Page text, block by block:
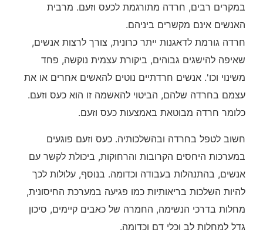
במקרים רבים, חרדה מתורגמת לכעס וזעם. מרבית
האנשים אינם מקשרים ביניהם.
חרדה גורמת לדאגנות ייתר כרונית, צורך לרצות אנשים,
שאיפה להישגים גבוהים, ביקורת עצמית נוקשה, פחד
משינוי וכו'. אנשים חרדתיים נוטים להאשים אחרים או את
עצמם בחרדה שלהם, הביטוי להאשמה זו הוא כעס וזעם.
כלומר חרדה מבוטאת באמצעות כעס וזעם.
חשוב לטפל בחרדה ובהשלכותיה. כעס וזעם פוגעים
במערכות היחסים הקרובות והרחוקות, ביכולת לקשר עם
אנשים, בהתנהלות בעבודה וכדומה. בנוסף, עלולות לכך
להיות השלכות בריאותיות כמו פגיעה במערכת החיסונית,
מחלות בדרכי הנשימה, החמרה של כאבים קיימים, סיכון
גדל למחלות לב וכלי דם וכדומה.